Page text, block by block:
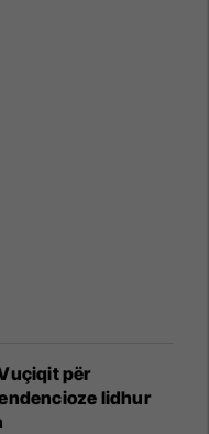
për
lidhur